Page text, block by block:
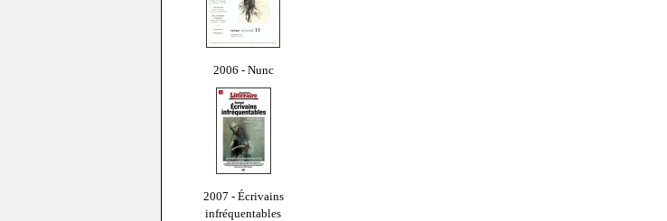
2006 - Nunc
2007 - Écrivains
infréquentables